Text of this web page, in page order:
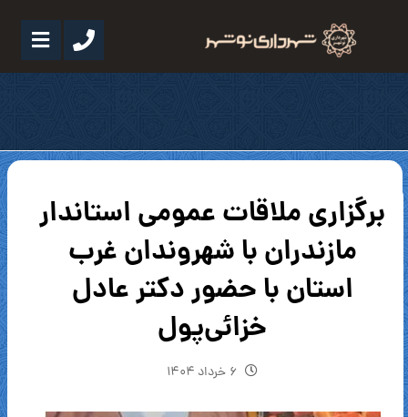
برگزاری ملاقات عمومی استاندار
مازندران با شهروندان غرب
استان با حضور دکتر عادل
خزائی‌پول
۶ خرداد ۱۴۰۴